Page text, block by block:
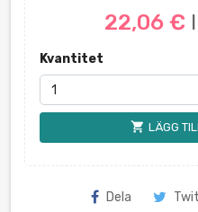
22,06 €
Kvantitet
shopping_cart LÄGG
Dela